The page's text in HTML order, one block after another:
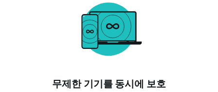
무제한 기기를 동시에 보호